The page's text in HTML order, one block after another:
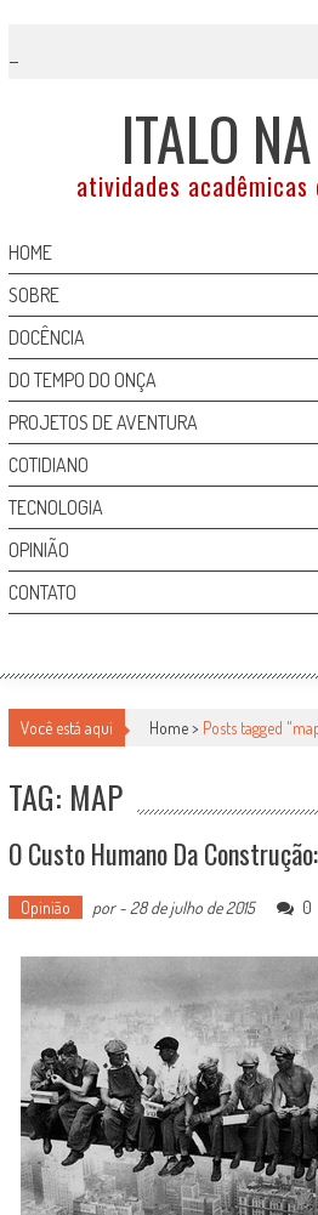
content
ITALO
atividades
HOME
SOBRE
DOCÊNCIA
DO TEMPO DO ONÇA
PROJETOS DE AVENTURA
COTIDIANO
TECNOLOGIA
OPINIÃO
CONTATO
Você está aqui Home > Posts tagged
TAG: MAP
O Custo Humano Da
Opinião por-28 de julho de 2015 0